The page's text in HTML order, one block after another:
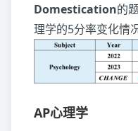
Domestication的
理学的5分率变化情况
AP心理学